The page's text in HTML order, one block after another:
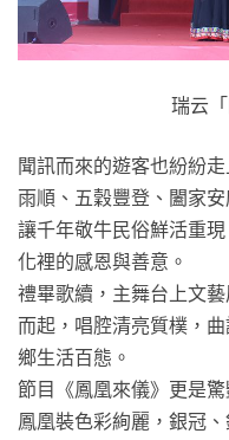
瑞云
聞訊而來的遊客也紛紛
雨順、五穀豐登、闔家
讓千年敬牛民俗鮮活重
化裡的感恩與善意。
禮畢歌續，主舞台上文
而起，唱腔清亮質樸，
鄉生活百態。
節目《鳳凰來儀》更是
鳳凰裝色彩絢麗，銀冠